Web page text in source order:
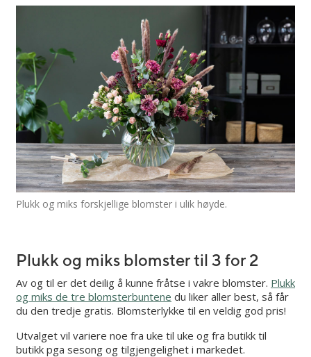
Plukk og miks forskjellige blomster i ulik høyde.
Plukk og miks blomster til 3 for 2
Av og til er det deilig å kunne fråtse i vakre blomster. Plukk
og miks de tre blomsterbuntene du liker aller best, så får
du den tredje gratis. Blomsterlykke til en veldig god pris!
Utvalget vil variere noe fra uke til uke og fra butikk til
butikk pga sesong og tilgjengelighet i markedet.